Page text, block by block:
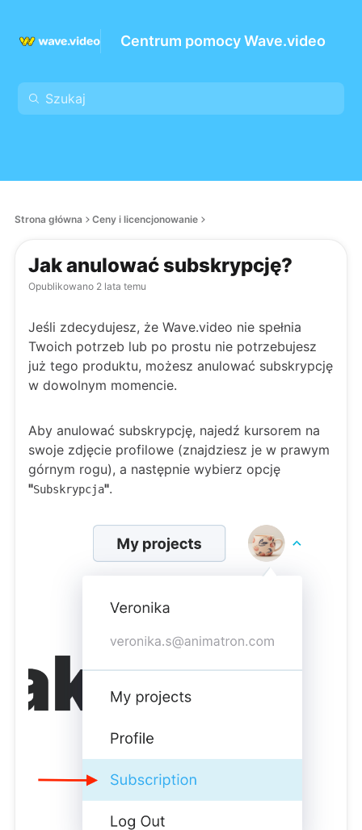
Centrum pomocy Wave.video
Strona główna Ceny i licencjonowanie
Jak anulować subskrypcję?
Opublikowano 2 lata temu
Jeśli zdecydujesz, że Wave.video nie spełnia
Twoich potrzeb lub po prostu nie potrzebujesz
już tego produktu, możesz anulować subskrypcję
w dowolnym momencie.
Aby anulować subskrypcję, najedź kursorem na
swoje zdjęcie profilowe (znajdziesz je w prawym
górnym rogu), a następnie wybierz opcję
"Subskrypcja".